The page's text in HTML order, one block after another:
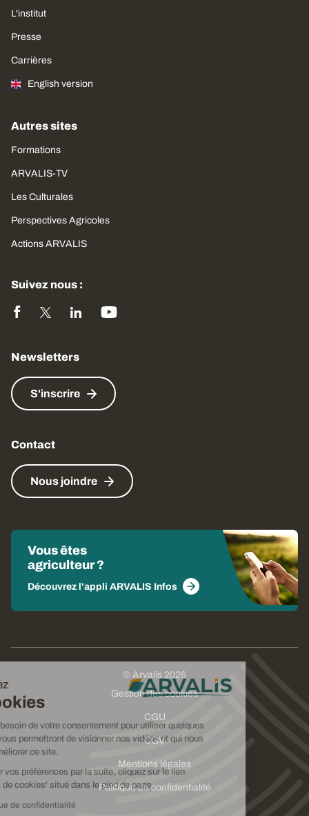
vos cookies
Nous avons besoin de votre consentement pour utiliser quelques
cookies qui vous permettront de visionner nos vidéos et qui nous
aideront à améliorer ce site.
Pour modifier vos préférences par la suite, cliquez sur le lien
'Préférences de cookies' situé dans le pied de page.
Lire la politique de confidentialité
L'institut
Presse
Carrières
English version
Autres sites
Formations
ARVALIS-TV
Les Culturales
Perspectives Agricoles
Actions ARVALIS
Suivez nous :
Newsletters
S'inscrire
Contact
Nous joindre
Vous êtes
agriculteur ?
Découvrez l'appli ARVALIS Infos
© Arvalis 2026
Gestion des cookies
CGU
CGV
Mentions légales
Politique de confidentialité